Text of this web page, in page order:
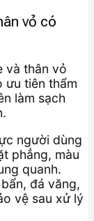
vỏ có
và thân vỏ
ưu tiên thẩm
làm sạch
người dùng
phẳng, màu
quanh.
đá văng,
vệ sau xử lý